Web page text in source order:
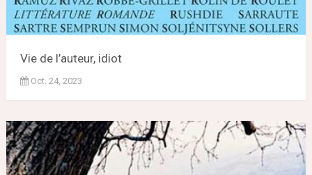
Vie de l’auteur, idiot
Oct. 24, 2023